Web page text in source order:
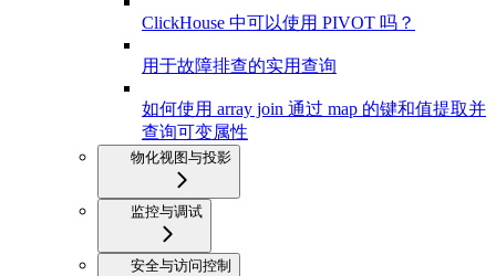
ClickHouse 中可以使用 PIVOT 吗？
用于故障排查的实用查询
如何使用 array join 通过 map 的键和值提取并
查询可变属性
物化视图与投影
监控与调试
安全与访问控制